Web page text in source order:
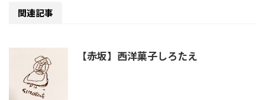
関連記事
【赤坂】西洋菓子しろたえ